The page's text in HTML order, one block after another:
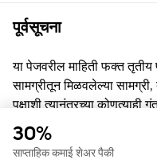
पूर्वसूचना
या पेजवरील माहिती फक्त तृतीय
सामग्रीतून मिळवलेल्या
पक्षाशी त्यानंतरच्या
पक्षाशी व्यस्त असताना, तुम्ही
पक्ष नाही. प्रश्नांसाठी, कृपया
30%
साप्ताहिक कमाई शेअर पैकी